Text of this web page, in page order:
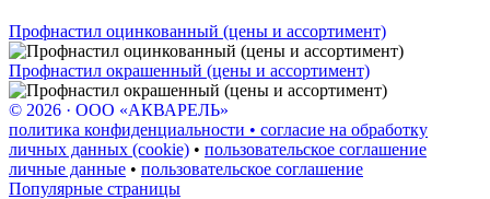
Профнастил оцинкованный (цены и ассортимент)
Профнастил окрашенный (цены и ассортимент)
© 2026 · ООО «АКВАРЕЛЬ»
политика конфиденциальности • согласие на обработку
личных данных (cookie) • пользовательское соглашение
личные данные • пользовательское соглашение
Популярные страницы